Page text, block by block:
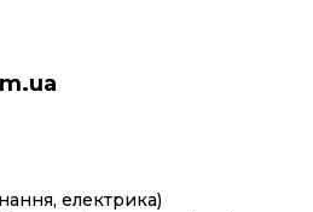
електрика)